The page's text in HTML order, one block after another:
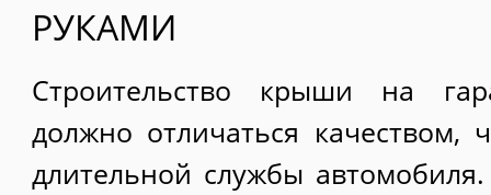
РУКАМИ
Строительство крыши на
должно отличаться качеством,
длительной службы